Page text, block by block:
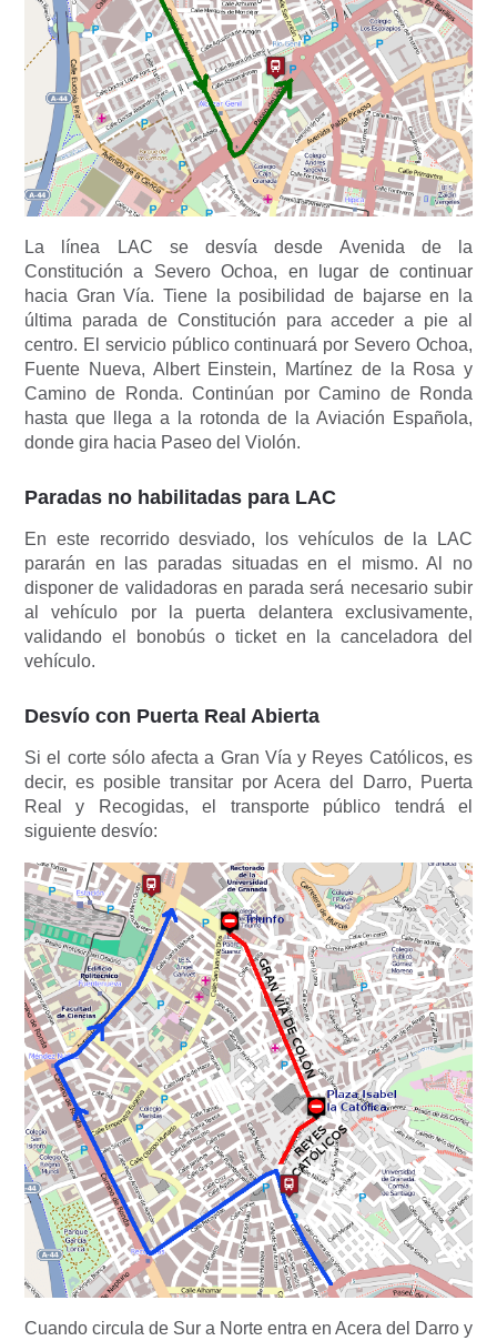
La línea LAC se desvía desde Avenida de la
Constitución a Severo Ochoa, en lugar de continuar
hacia Gran Vía. Tiene la posibilidad de bajarse en la
última parada de Constitución para acceder a pie al
centro. El servicio público continuará por Severo Ochoa,
Fuente Nueva, Albert Einstein, Martínez de la Rosa y
Camino de Ronda. Continúan por Camino de Ronda
hasta que llega a la rotonda de la Aviación Española,
donde gira hacia Paseo del Violón.
Paradas no habilitadas para LAC
En este recorrido desviado, los vehículos de la LAC
pararán en las paradas situadas en el mismo. Al no
disponer de validadoras en parada será necesario subir
al vehículo por la puerta delantera exclusivamente,
validando el bonobús o ticket en la canceladora del
vehículo.
Desvío con Puerta Real Abierta
Si el corte sólo afecta a Gran Vía y Reyes Católicos, es
decir, es posible transitar por Acera del Darro, Puerta
Real y Recogidas, el transporte público tendrá el
siguiente desvío:
Cuando circula de Sur a Norte entra en Acera del Darro y